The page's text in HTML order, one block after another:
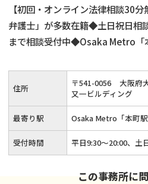
【初回・オンライン法律相談30
弁護士」が多数在籍◆土日祝日相
まで相談受付中◆Osaka Metro「
地◆幅広い男女問題・離婚問題
できる空間◆「顧客感動」を感じ
スを提供
住所 〒541-0056
大阪府
又一ビルディング
最寄り駅 Osaka Metro「本町
受付時間 平日9:30～20:00、土
この事務所に